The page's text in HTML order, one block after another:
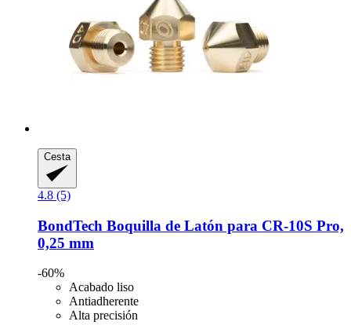
Cesta
4.8 (5)
BondTech Boquilla de Latón para CR-​10S Pro,
0,25 mm
-60%
Acabado liso
Antiadherente
Alta precisión